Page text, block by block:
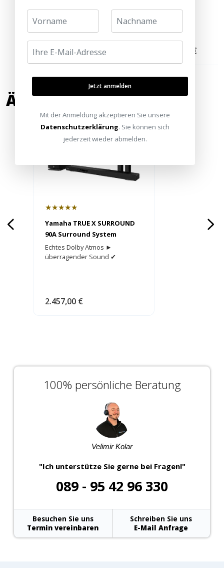
2,50 € 11,00 €
ÄHNLICHE PRODUKTE
★★★★★
Yamaha TRUE X SURROUND
90A Surround System
Echtes Dolby Atmos ►
überragender Sound ✔
2.457,00 €
100% persönliche Beratung
Velimir Kolar
"Ich unterstütze Sie gerne bei Fragen!"
089 - 95 42 96 330
Besuchen Sie uns
Termin vereinbaren
Schreiben Sie uns
E-Mail Anfrage
Jetzt anmelden
Mit der Anmeldung akzeptieren Sie unsere
Datenschutzerklärung. Sie können sich
jederzeit wieder abmelden.